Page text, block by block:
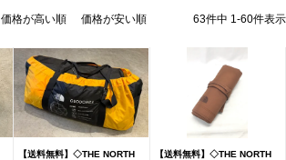
価格が高い順 価格が安い順 63件中 1-60件表示
【送料無料】◇THE NORTH
【送料無料】◇THE NORTH